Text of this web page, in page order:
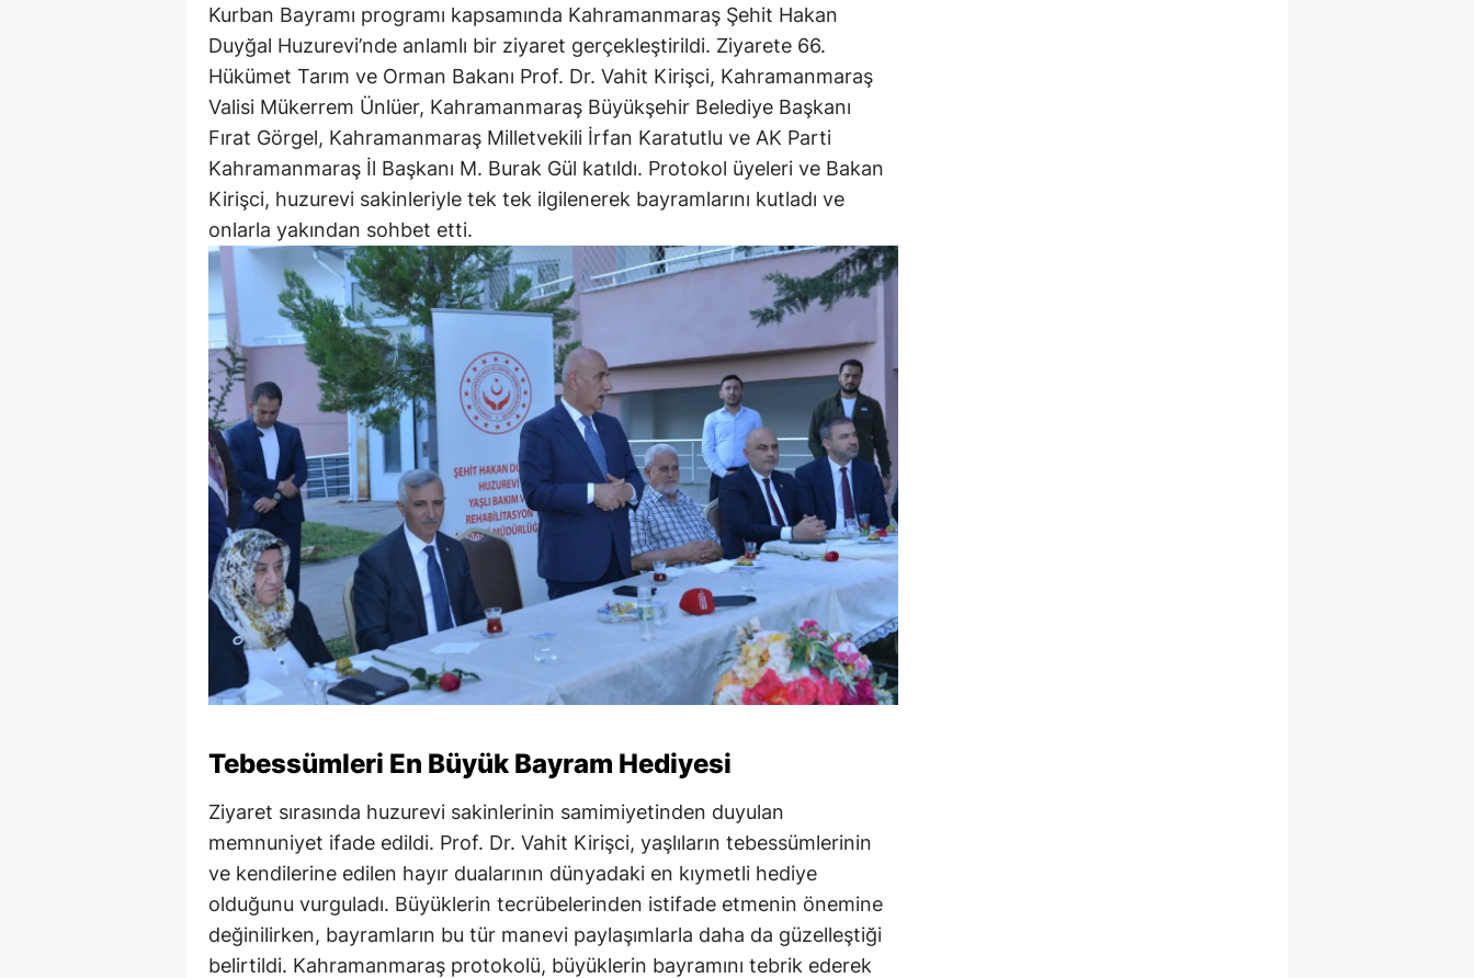
Kurban Bayramı programı kapsamında Kahramanmaraş Şehit Hakan
Duyğal Huzurevi’nde anlamlı bir ziyaret gerçekleştirildi. Ziyarete 66.
Hükümet Tarım ve Orman Bakanı Prof. Dr. Vahit Kirişci, Kahramanmaraş
Valisi Mükerrem Ünlüer, Kahramanmaraş Büyükşehir Belediye Başkanı
Fırat Görgel, Kahramanmaraş Milletvekili İrfan Karatutlu ve AK Parti
Kahramanmaraş İl Başkanı M. Burak Gül katıldı. Protokol üyeleri ve Bakan
Kirişci, huzurevi sakinleriyle tek tek ilgilenerek bayramlarını kutladı ve
onlarla yakından sohbet etti.
Tebessümleri En Büyük Bayram Hediyesi
Ziyaret sırasında huzurevi sakinlerinin samimiyetinden duyulan
memnuniyet ifade edildi. Prof. Dr. Vahit Kirişci, yaşlıların tebessümlerinin
ve kendilerine edilen hayır dualarının dünyadaki en kıymetli hediye
olduğunu vurguladı. Büyüklerin tecrübelerinden istifade etmenin önemine
değinilirken, bayramların bu tür manevi paylaşımlarla daha da güzelleştiği
belirtildi. Kahramanmaraş protokolü, büyüklerin bayramını tebrik ederek